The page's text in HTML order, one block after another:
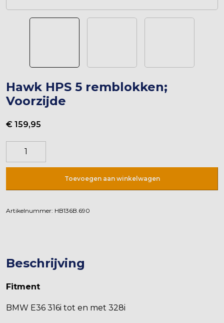
Hawk HPS 5 remblokken;
Voorzijde
€ 159,95
Hawk
5
Toevoegen aan winkelwagen
Artikelnummer: HB136B.690
Beschrijving
Fitment
BMW E36 316i tot en met 328i